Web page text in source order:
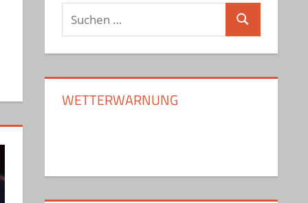
Suchen
nach:
Suchen
WETTERWARNUNG